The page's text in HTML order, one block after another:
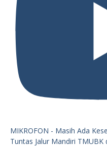
MIKROFON - Masih Ada
Tuntas Jalur Mandiri TMUBK